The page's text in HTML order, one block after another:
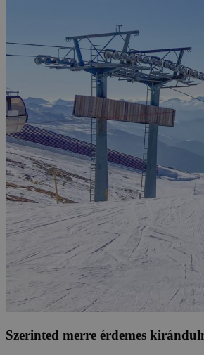
Szerinted merre érdemes